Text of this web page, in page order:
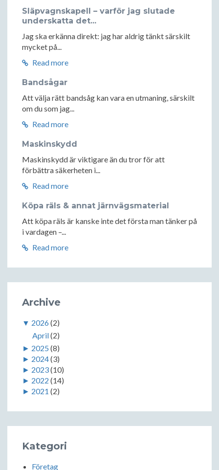
Släpvagnskapell – varför jag slutade
underskatta det...
Jag ska erkänna direkt: jag har aldrig tänkt särskilt
mycket på...
Read more
Bandsågar
Att välja rätt bandsåg kan vara en utmaning, särskilt
om du som jag...
Read more
Maskinskydd
Maskinskydd är viktigare än du tror för att
förbättra säkerheten i...
Read more
Köpa räls & annat järnvägsmaterial
Att köpa räls är kanske inte det första man tänker på
i vardagen –...
Read more
Archive
▼ 2026(2)
April(2)
► 2025 (8)
► 2024(3)
► 2023(10)
► 2022 (14)
► 2021 (2)
Kategori
Företag